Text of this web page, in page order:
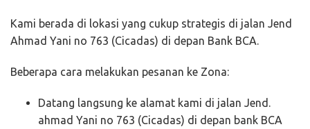
Kami berada di lokasi yang cukup strategis di jalan Jend
Ahmad Yani no 763 (Cicadas) di depan Bank BCA.
Beberapa cara melakukan pesanan ke Zona:
Datang langsung ke alamat kami di jalan Jend.
ahmad Yani no 763 (Cicadas) di depan bank BCA